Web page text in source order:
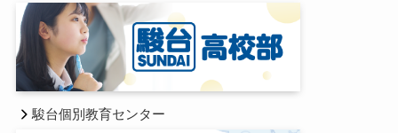
駿台個別教育センター